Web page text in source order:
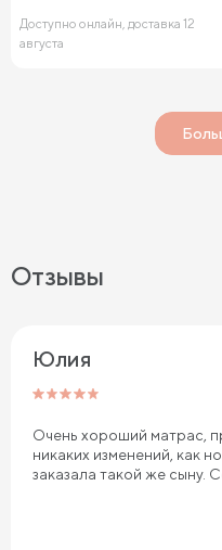
Доступно онлайн, доставка 12
августа
Отзывы
Юлия
Очень хороший матрас,
никаких изменений, как
заказала такой же сыну.